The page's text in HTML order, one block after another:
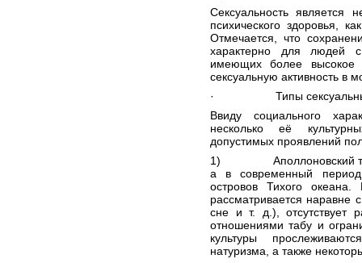
Сексуальность является
психического здоровья ,
Отмечается, что
характерно для людей
имеющих более высокое
сексуальную активность в
· Типы сексуальных
Ввиду социального
несколько её
допустимых проявлений
1) Аполлоновский
а в современный
островов Тихого океана .
рассматривается наравне
сне и т. д.), отсутствует
отношениямитабу и
культуры
натуризма , а также